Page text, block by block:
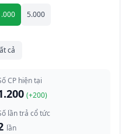
5.000
cả
CP hiện tại
(+200)
lần trả cổ tức
lần